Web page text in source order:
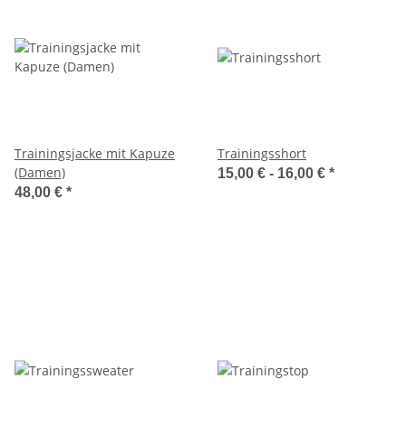
Trainingsjacke mit Kapuze
(Damen)
48,00 € *
Trainingsshort
15,00 € - 16,00 € *